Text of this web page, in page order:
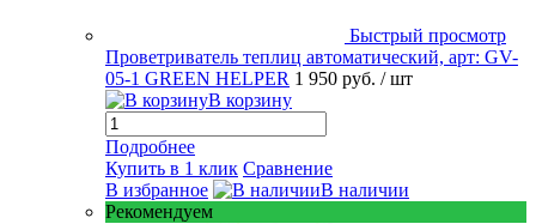
Быстрый просмотр
Проветриватель теплиц автоматический, арт: GV-
05-1 GREEN HELPER 1 950 руб. / шт
В корзину
Подробнее
Купить в 1 клик Сравнение
В избранное
В наличии
Рекомендуем